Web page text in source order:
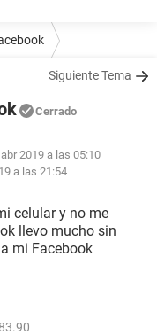
Siguiente Tema
Cerrado
2019 a las 05:10
a las 21:54
celular y no me
llevo mucho sin
mi Facebook